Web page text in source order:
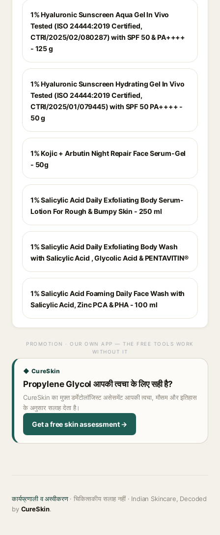
1% Hyaluronic Sunscreen Aqua Gel In Vivo
Tested (ISO 24444:2019 Certified,
CTRI/2025/02/080287) with SPF 50 & PA++++
- 125 g
1% Hyaluronic Sunscreen Hydrating Gel In Vivo
Tested (ISO 24444:2019 Certified,
CTRI/2025/01/079445) with SPF 50 PA++++ -
50 g
1% Kojic + Arbutin Night Repair Face Serum-Gel
- 50g
1% Salicylic Acid Daily Exfoliating Body Serum-
Lotion For Rough & Bumpy Skin - 250 ml
1% Salicylic Acid Daily Exfoliating Body Wash
with Salicylic Acid , Glycolic Acid & PENTAVITIN®
1% Salicylic Acid Foaming Daily Face Wash with
Salicylic Acid, Zinc PCA & PHA - 100 ml
PROMOTION · OUR OWN APP — THE FREE TOOLS WORK
WITHOUT IT
◆ CureSkin
Propylene Glycol आपकी त्वचा के लिए सही है?
CureSkin का मुफ़्त डर्मेटोलॉजिस्ट असेसमेंट आपकी त्वचा, मौसम और इतिहास
के अनुसार सलाह देता है।
Get a free skin assessment →
कार्यप्रणाली व अस्वीकरण· चिकित्सकीय सलाह नहीं · Indian Skincare, Decoded
by CureSkin.